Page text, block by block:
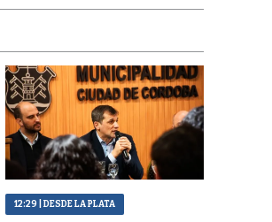
12:29 | DESDE LA PLATA